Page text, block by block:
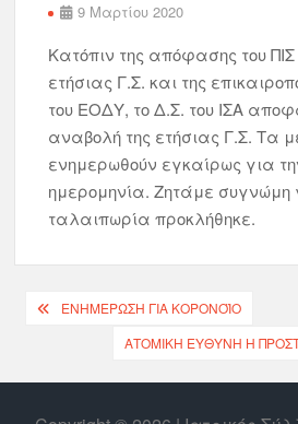
9 Μαρτίου 2020
Κατόπιν της απόφασης του
ετήσιας Γ.Σ. και της
του ΕΟΔΥ, το Δ.Σ. του ΙΣΑ
αναβολή της ετήσιας Γ.Σ. Τα
ενημερωθούν εγκαίρως για
ημερομηνία. Ζητάμε συγνώμη
ταλαιπωρία προκλήθηκε.
ΕΝΗΜΕΡΩΣΗ ΓΙΑ ΚΟΡΟΝΟΪΟ
ΑΤΟΜΙΚΗ ΕΥΘΥΝΗ Η